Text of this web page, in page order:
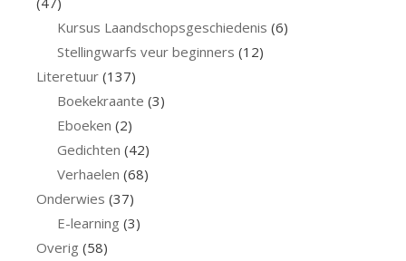
Kursus Laandschopsgeschiedenis (6)
Stellingwarfs veur beginners (12)
Literetuur (137)
Boekekraante (3)
Eboeken (2)
Gedichten (42)
Verhaelen (68)
Onderwies (37)
E-learning (3)
Overig (58)